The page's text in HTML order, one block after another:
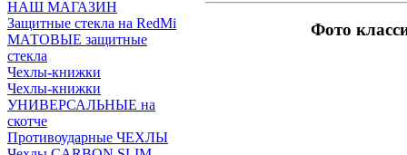
НАШ МАГАЗИН
Защитные стекла на RedMi
МАТОВЫЕ защитные
стекла
Чехлы-книжки
Чехлы-книжки
УНИВЕРСАЛЬНЫЕ на
скотче
Противоударные ЧЕХЛЫ
Фото